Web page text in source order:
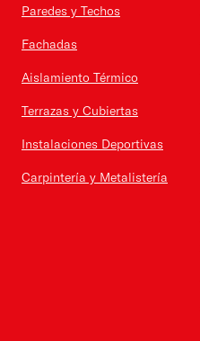
Paredes y Techos
Fachadas
Aislamiento Térmico
Terrazas y Cubiertas
Instalaciones Deportivas
Carpintería y Metalistería